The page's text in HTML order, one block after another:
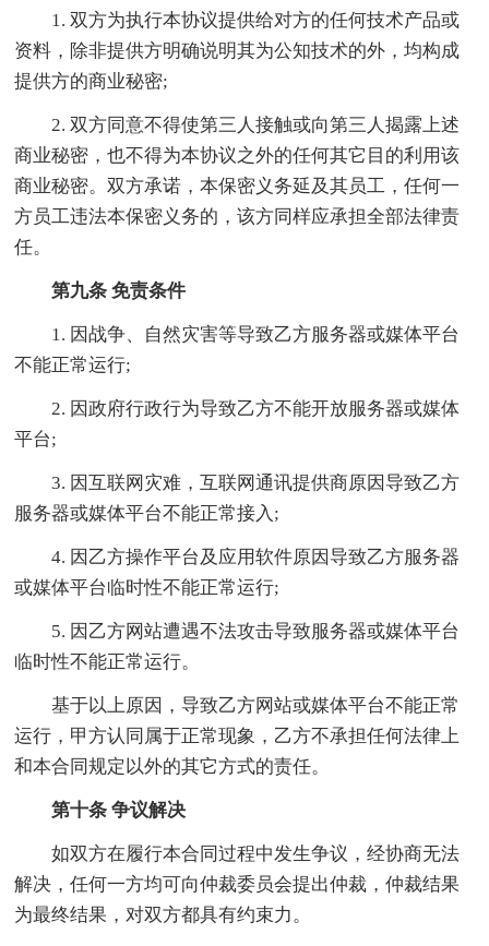
1. 双方为执行本协议提供给对方的任何技术产品或
资料，除非提供方明确说明其为公知技术的外，均构成
提供方的商业秘密;
2. 双方同意不得使第三人接触或向第三人揭露上述
商业秘密，也不得为本协议之外的任何其它目的利用该
商业秘密。双方承诺，本保密义务延及其员工，任何一
方员工违法本保密义务的，该方同样应承担全部法律责
任。
第九条 免责条件
1. 因战争、自然灾害等导致乙方服务器或媒体平台
不能正常运行;
2. 因政府行政行为导致乙方不能开放服务器或媒体
平台;
3. 因互联网灾难，互联网通讯提供商原因导致乙方
服务器或媒体平台不能正常接入;
4. 因乙方操作平台及应用软件原因导致乙方服务器
或媒体平台临时性不能正常运行;
5. 因乙方网站遭遇不法攻击导致服务器或媒体平台
临时性不能正常运行。
基于以上原因，导致乙方网站或媒体平台不能正常
运行，甲方认同属于正常现象，乙方不承担任何法律上
和本合同规定以外的其它方式的责任。
第十条 争议解决
如双方在履行本合同过程中发生争议，经协商无法
解决，任何一方均可向仲裁委员会提出仲裁，仲裁结果
为最终结果，对双方都具有约束力。